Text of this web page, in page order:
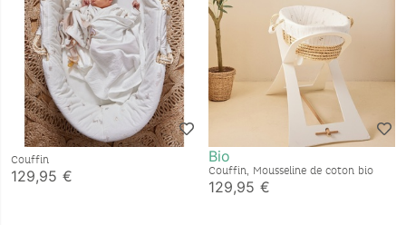
Couffin
129,95 €
Bio
Couffin, Mousseline de coton bio
129,95 €